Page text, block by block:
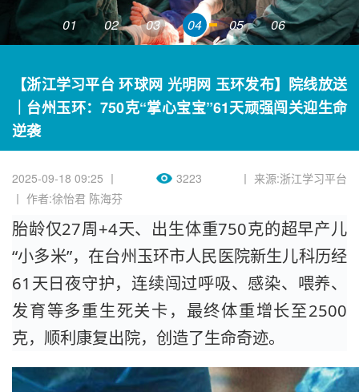
01 02 03 04 05 06
【浙江学习平台 环球网 光明网 玉环发布】院线放送
｜台州玉环：750克“掌心宝宝”61天顽强闯关迎生命
逆袭
2025-09-18 09:25 丨 3223
丨 来源:浙江学习平台
丨 作者:徐怡君 陈海芬
胎龄仅27周+4天、出生体重750克的超早产儿
“小多米”，在台州玉环市人民医院新生儿科历经
61天日夜守护，连续闯过呼吸、感染、喂养、
发育等多重生死关卡，最终体重增长至2500
克，顺利康复出院，创造了生命奇迹。